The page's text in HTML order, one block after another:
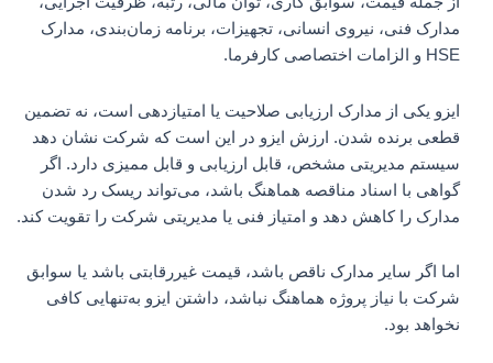
مدارک فنی، نیروی انسانی، تجهیزات، برنامه زمان‌بندی، مدارک
HSE و الزامات اختصاصی کارفرما.
ایزو یکی از مدارک ارزیابی صلاحیت یا امتیازدهی است، نه تضمین
قطعی برنده شدن. ارزش ایزو در این است که شرکت نشان دهد
سیستم مدیریتی مشخص، قابل ارزیابی و قابل ممیزی دارد. اگر
گواهی با اسناد مناقصه هماهنگ باشد، می‌تواند ریسک رد شدن
مدارک را کاهش دهد و امتیاز فنی یا مدیریتی شرکت را تقویت کند.
اما اگر سایر مدارک ناقص باشد، قیمت غیررقابتی باشد یا سوابق
شرکت با نیاز پروژه هماهنگ نباشد، داشتن ایزو به‌تنهایی کافی
نخواهد بود.